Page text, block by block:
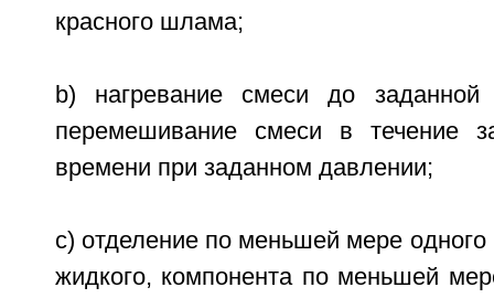
красного шлама;
b) нагревание смеси до заданной
перемешивание смеси в течение
времени при заданном давлении;
c) отделение по меньшей мере одного
жидкого, компонента по меньшей